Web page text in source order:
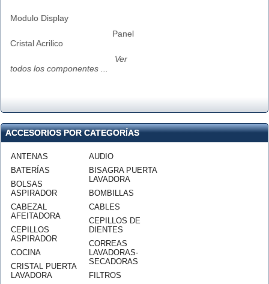
Modulo Display
Panel
Cristal Acrilico
Ver
todos los componentes ...
ACCESORIOS POR CATEGORÍAS
ANTENAS
BATERÍAS
BOLSAS
ASPIRADOR
CABEZAL
AFEITADORA
CEPILLOS
ASPIRADOR
COCINA
CRISTAL PUERTA
LAVADORA
AUDIO
BISAGRA PUERTA
LAVADORA
BOMBILLAS
CABLES
CEPILLOS DE
DIENTES
CORREAS
LAVADORAS-
SECADORAS
FILTROS